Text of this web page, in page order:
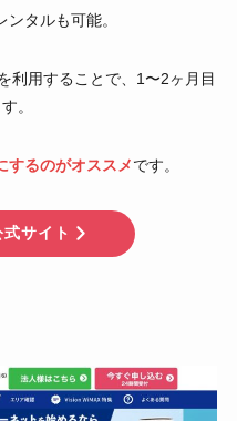
タルも可能。
利用することで、1〜2ヶ月目
。
するのがオススメです。
サイト